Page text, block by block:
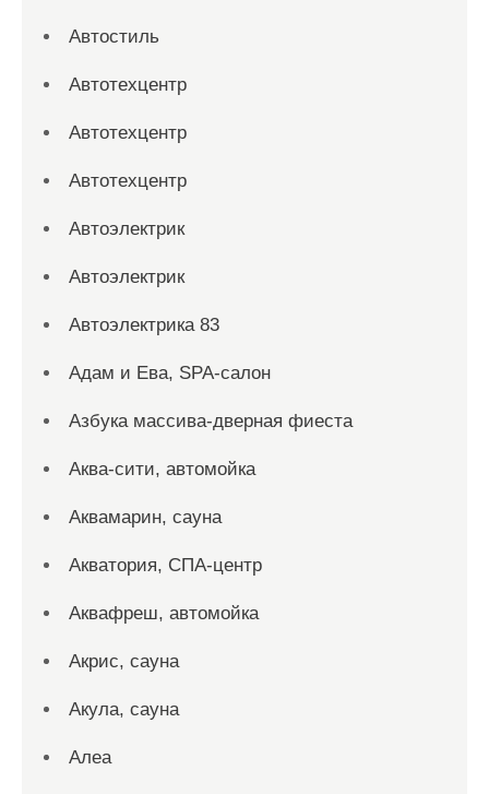
Автостиль
Автотехцентр
Автотехцентр
Автотехцентр
Автоэлектрик
Автоэлектрик
Автоэлектрика 83
Адам и Ева, SPA-салон
Азбука массива-дверная фиеста
Аква-сити, автомойка
Аквамарин, сауна
Акватория, СПА-центр
Аквафреш, автомойка
Акрис, сауна
Акула, сауна
Алеа